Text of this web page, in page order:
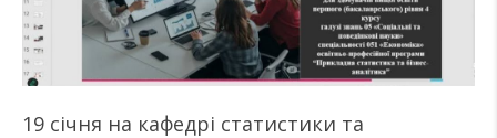
19 січня на кафедрі статистики та